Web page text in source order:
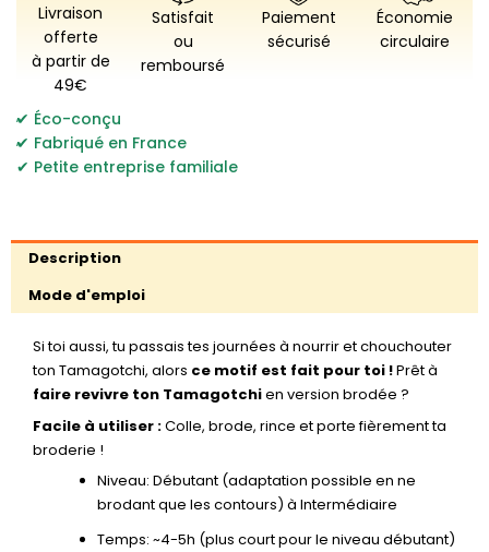
90's
Livraison
offerte
à partir de
49€
Satisfait
ou
remboursé
Paiement
sécurisé
Économie
circulaire
Éco-conçu
,
Fabriqué en France
,
Petite entreprise familiale
Description
Mode d'emploi
Si toi aussi, tu passais tes journées à nourrir et chouchouter
ton Tamagotchi, alors ce motif est fait pour toi !Prêt à
faire revivre ton Tamagotchien version brodée ?
Facile à utiliser :Colle, brode, rince et porte fièrement ta
broderie !
Niveau: Débutant (adaptation possible en ne
brodant que les contours) à Intermédiaire
Temps: ~4-5h (plus court pour le niveau débutant)